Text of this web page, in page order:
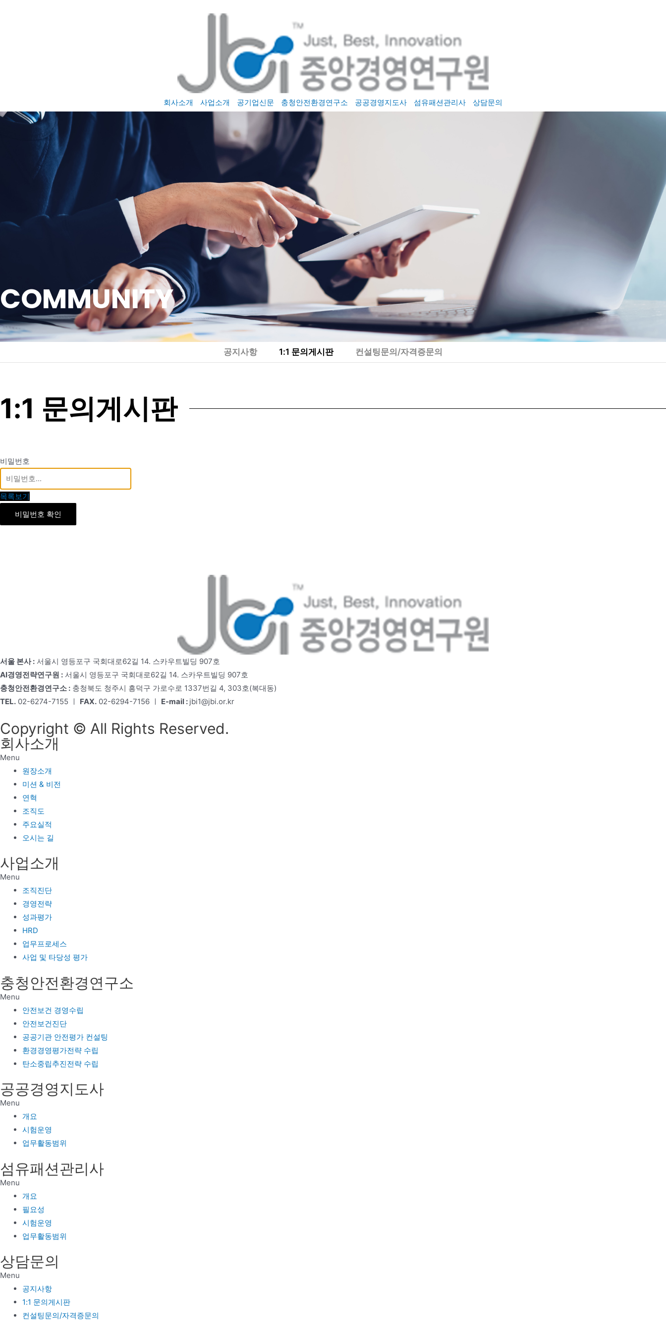
회사소개 사업소개 공기업신문 충청안전환경연구소 공공경영지도사 섬유패션관리사 상담문의
COMMUNITY
공지사항 1:1 문의게시판 컨설팅문의/자격증문의
1:1 문의게시판
비밀번호
목록보기
비밀번호 확인
서울 본사 : 서울시 영등포구 국회대로62길 14. 스카우트빌딩 907호
AI경영전략연구원 : 서울시 영등포구 국회대로62길 14. 스카우트빌딩 907호
충청안전환경연구소 : 충청북도 청주시 흥덕구 가로수로 1337번길 4, 303호(복대동)
TEL. 02-6274-7155 ㅣ FAX. 02-6294-7156 ㅣ E-mail : jbi1@jbi.or.kr
Copyright © All Rights Reserved.
회사소개
Menu
원장소개
미션 & 비전
연혁
조직도
주요실적
오시는 길
사업소개
Menu
조직진단
경영전략
성과평가
HRD
업무프로세스
사업 및 타당성 평가
충청안전환경연구소
Menu
안전보건 경영수립
안전보건진단
공공기관 안전평가 컨설팅
환경경영평가전략 수립
탄소중립추진전략 수립
공공경영지도사
Menu
개요
시험운영
업무활동범위
섬유패션관리사
Menu
개요
필요성
시험운영
업무활동범위
상담문의
Menu
공지사항
1:1 문의게시판
컨설팅문의/자격증문의